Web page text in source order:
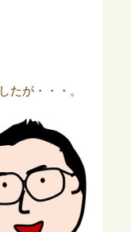
たが・・・。